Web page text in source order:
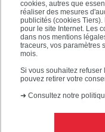
cookies, autres que
réaliser des mesures
publicités (cookies
pour le site Internet. Les
dans nos mentions
traceurs, vos paramètres
mois.
Si vous souhaitez
pouvez retirer votre
➜ Consultez notre